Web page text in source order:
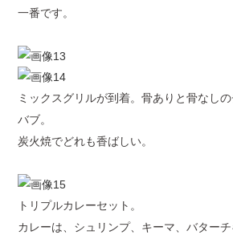
一番です。
ミックスグリルが到着。骨ありと骨なし
バブ。
炭火焼でどれも香ばしい。
トリプルカレーセット。
カレーは、シュリンプ、キーマ、バター